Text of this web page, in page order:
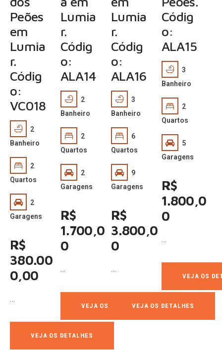
Peões
em
Lumia
r.
Códig
o:
VC018
2
Banheiro
2
Quartos
2
Garagens
R$
380.00
0,00
…
VEJA OS DETALHES
Lumia
r.
Códig
o:
ALA14
2
Banheiro
2
Quartos
2
Garagens
R$
1.700,0
0
…
VEJA OS DETALHES
Lumia
r.
Códig
o:
ALA16
3
Banheiro
6
Quartos
9
Garagens
R$
3.800,0
0
…
VEJA OS DETALHES
Códig
o:
ALA15
3
Banheiro
2
Quartos
5
Garagens
R$
1.800,0
0
…
VEJA OS